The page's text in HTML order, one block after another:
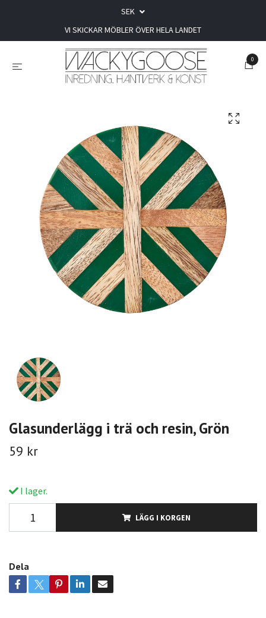
SEK
VI SKICKAR MÖBLER ÖVER HELA LANDET
0
Glasunderlägg i trä och resin, Grön
59 kr
I lager.
LÄGG I KORGEN
Dela